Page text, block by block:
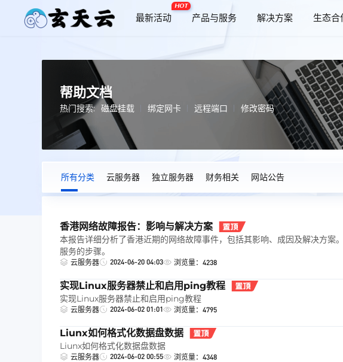
最新活动
HOT
产品与服务 解决方案 生态合
帮助文档
热门搜索: 磁盘挂载 绑定网卡 远程端口 修改密码
所有分类 云服务器 独立服务器 财务相关 网站公告
香港网络故障报告：影响与解决方案
本报告详细分析了香港近期的网络故障事件，包括其影响、成因及解决方案
服务的步骤。
云服务器 2024-06-20 04:03 浏览量：4238
实现Linux服务器禁止和启用ping教程
实现Linux服务器禁止和启用ping教程
云服务器 2024-06-02 01:01 浏览量：4795
Liunx如何格式化数据盘数据
Liunx如何格式化数据盘数据
云服务器 2024-06-02 00:55 浏览量：4348